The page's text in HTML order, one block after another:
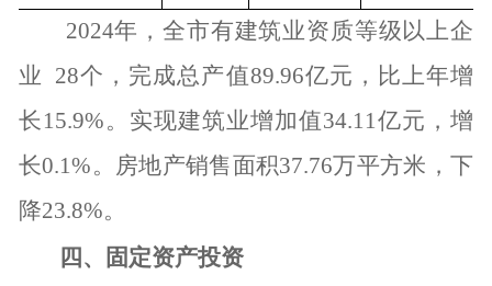
2024年，全市有建筑业资质等级以上企
业 28个，完成总产值89.96亿元，比上年增
长 15.9%。实现建筑业增加值34.11亿元，增
长0.1%。 房地产销售面积37.76万平方米，下
降23.8%。
四、固定资产投资